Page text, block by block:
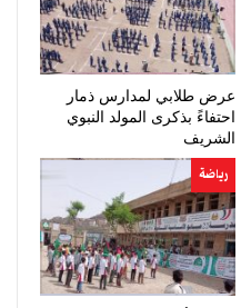
عرض طلابي لمدارس ذمار
احتفاءً بذكرى المولد النبوي
الشريف
رياضة